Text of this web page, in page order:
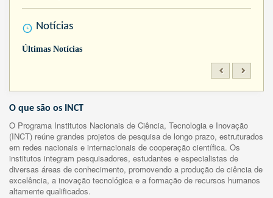
Notícias
Últimas Notícias
O que são os INCT
O Programa Institutos Nacionais de Ciência, Tecnologia e Inovação
(INCT) reúne grandes projetos de pesquisa de longo prazo, estruturados
em redes nacionais e internacionais de cooperação científica. Os
institutos integram pesquisadores, estudantes e especialistas de
diversas áreas de conhecimento, promovendo a produção de ciência de
excelência, a inovação tecnológica e a formação de recursos humanos
altamente qualificados.